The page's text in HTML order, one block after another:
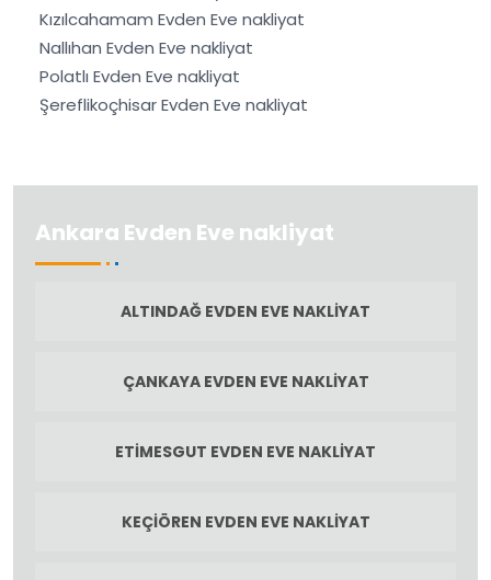
Kızılcahamam Evden Eve nakliyat
Nallıhan Evden Eve nakliyat
Polatlı Evden Eve nakliyat
Şereflikoçhisar Evden Eve nakliyat
Ankara Evden Eve nakliyat
ALTINDAĞ EVDEN EVE NAKLIYAT
ÇANKAYA EVDEN EVE NAKLIYAT
ETIMESGUT EVDEN EVE NAKLIYAT
KEÇIÖREN EVDEN EVE NAKLIYAT